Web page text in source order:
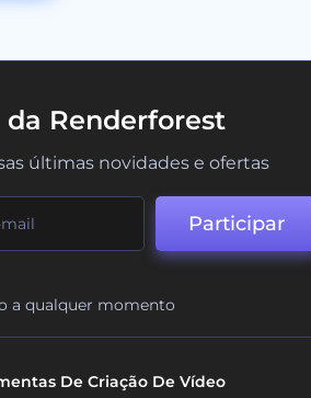
Renderforest
últimas novidades e ofertas
Participar
a qualquer momento
De Criação De Vídeo